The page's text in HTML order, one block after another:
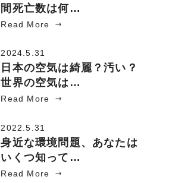
間死亡数は何…
Read More
2024.5.31
日本の空気は綺麗？汚い？
世界の空気は…
Read More
2022.5.31
身近な環境問題、あなたは
いくつ知って…
Read More